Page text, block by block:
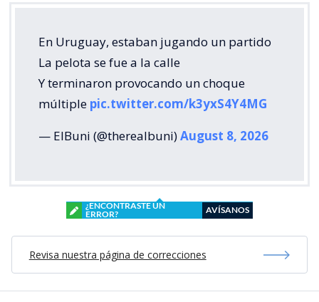
En Uruguay, estaban jugando un partido
La pelota se fue a la calle
Y terminaron provocando un choque
múltiple pic.twitter.com/k3yxS4Y4MG
— ElBuni (@therealbuni)August 8, 2026
¿ENCONTRASTE UN
ERROR?
AVÍSANOS
Revisa nuestra página de correcciones